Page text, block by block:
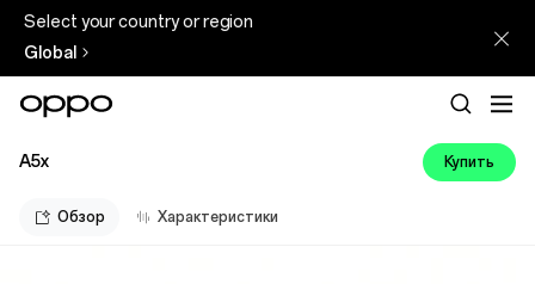
Select your country or region
Global
A5x Купить
Обзор Характеристики